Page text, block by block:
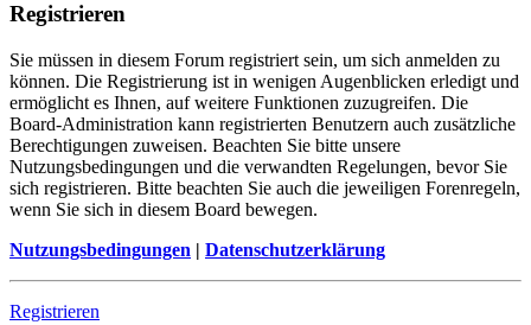
Registrieren
Sie müssen in diesem Forum registriert sein, um sich anmelden zu
können. Die Registrierung ist in wenigen Augenblicken erledigt und
ermöglicht es Ihnen, auf weitere Funktionen zuzugreifen. Die
Board-Administration kann registrierten Benutzern auch zusätzliche
Berechtigungen zuweisen. Beachten Sie bitte unsere
Nutzungsbedingungen und die verwandten Regelungen, bevor Sie
sich registrieren. Bitte beachten Sie auch die jeweiligen Forenregeln,
wenn Sie sich in diesem Board bewegen.
Nutzungsbedingungen | Datenschutzerklärung
Registrieren